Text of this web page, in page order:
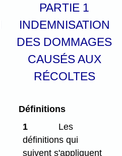
PARTIE 1
INDEMNISATION
DES DOMMAGES
CAUSÉS AUX
RÉCOLTES
Définitions
1
Les
définitions qui
suivent s'appliquent